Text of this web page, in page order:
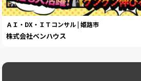
ＡＩ・DX・ＩＴコンサル | 姫路市
株式会社ベンハウス